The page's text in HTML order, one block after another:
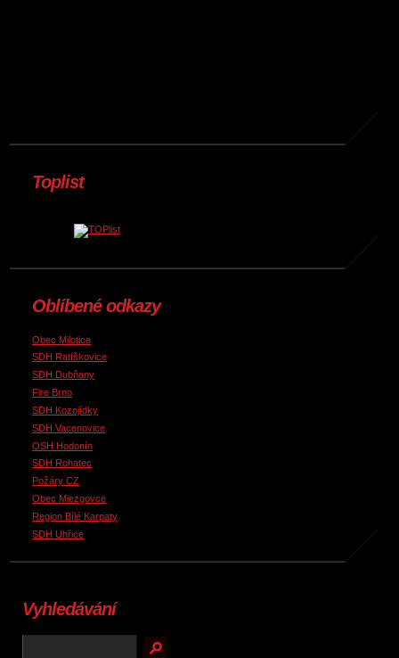
Toplist
Oblíbené odkazy
Obec Milotice
SDH Ratíškovice
SDH Dubňany
Fire Brno
SDH Kozojídky
SDH Vacenovice
OSH Hodonín
SDH Rohatec
Požáry CZ
Obec Miezgovce
Region Bílé Karpaty
SDH Uhřice
Vyhledávání